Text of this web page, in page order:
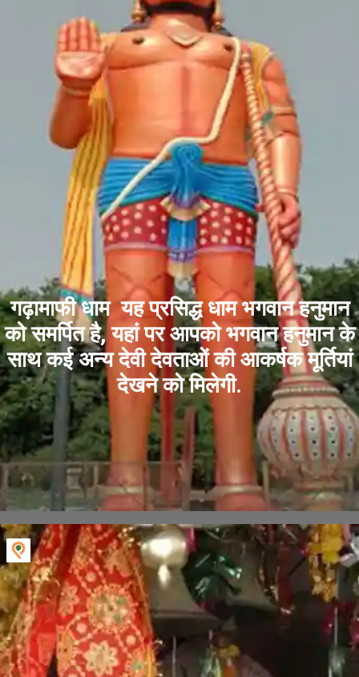
गढ़ामाफी धाम यह प्रसिद्ध धाम भगवान हनुमान
को समर्पित है, यहां पर आपको भगवान हनुमान के
साथ कई अन्य देवी देवताओं की आकर्षक मूर्तियां
देखने को मिलेगी.